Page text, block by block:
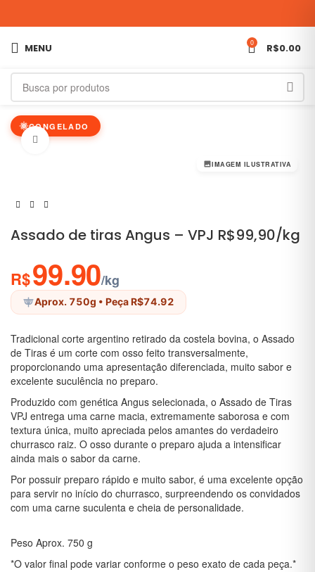
MENU 0 R$0.00
IMAGEM ILUSTRATIVA
CONGELADO
Clique para ampliar
Assado de tiras Angus – VPJ R$99,90/kg
R$99.90/kg
Aprox. 750g • Peça R$74.92
Tradicional corte argentino retirado da costela bovina, o Assado
de Tiras é um corte com osso feito transversalmente,
proporcionando uma apresentação diferenciada, muito sabor e
excelente suculência no preparo.
Produzido com genética Angus selecionada, o Assado de Tiras
VPJ entrega uma carne macia, extremamente saborosa e com
textura única, muito apreciada pelos amantes do verdadeiro
churrasco raiz. O osso durante o preparo ajuda a intensificar
ainda mais o sabor da carne.
Por possuir preparo rápido e muito sabor, é uma excelente opção
para servir no início do churrasco, surpreendendo os convidados
com uma carne suculenta e cheia de personalidade.
Peso Aprox. 750 g
*O valor final pode variar conforme o peso exato de cada peça.*